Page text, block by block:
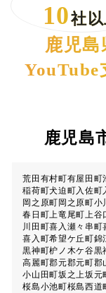
10社
鹿児
YouTube
鹿児島
荒田 有村町有屋田町
稲荷町犬迫町入佐町
岡之原町 岡之原町小
春日町上竜尾町上谷
川田町喜入瀬々串町
喜入町希望ケ丘町錦
黒神町枦ノ木ケ谷黒
高麗町郡元郡元町郡
小山田町坂之上坂元
桜島小池町桜島西道